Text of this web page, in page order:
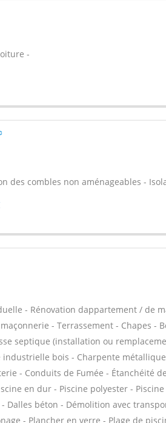
-
des combles non aménageables -
- Rénovation dappartement / de
- Terrassement - Chapes -
septique (installation ou
bois - Charpente
- Conduits de Fumée - Étanchéité
en dur - Piscine polyester -
Dalles béton - Démolition avec
- Plancher en verre - Plage de